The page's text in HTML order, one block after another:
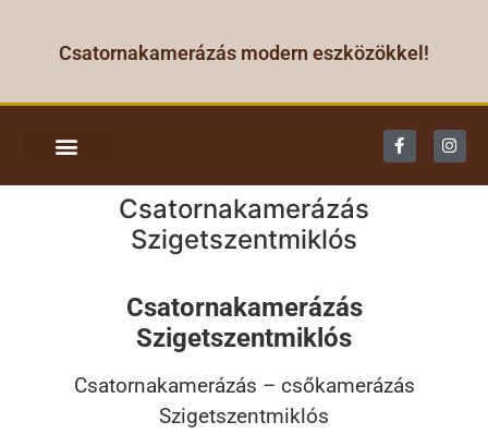
Csatornakamerázás modern eszközökkel!
Csatornakamerázás
Szigetszentmiklós
Csatornakamerázás
Szigetszentmiklós
Csatornakamerázás – csőkamerázás
Szigetszentmiklós